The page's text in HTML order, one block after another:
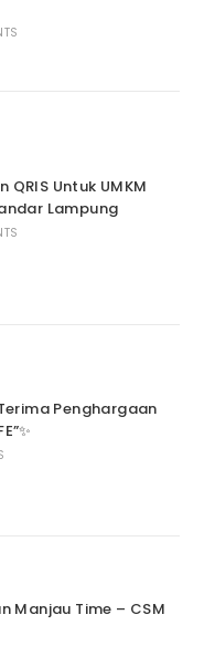
Untuk UMKM
Lampung
Penghargaan
Manjau Time – CSM